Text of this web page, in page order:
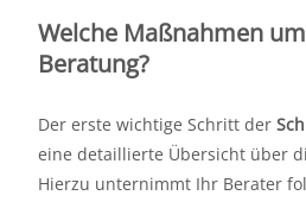
Welche Maßnahmen
Beratung?
Der erste wichtige Schritt der
eine detaillierte Übersicht über
Hierzu unternimmt Ihr Berater